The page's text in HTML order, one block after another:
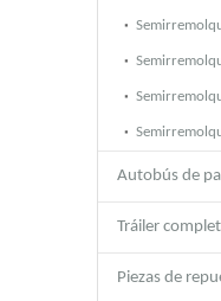
Autobús de
Tráiler
Piezas de